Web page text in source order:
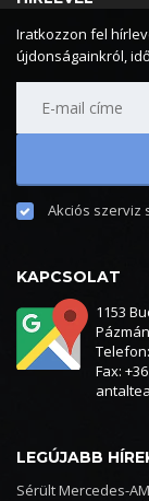
Iratkozzon fel
újdonságainkról,
Akciós szerviz
KAPCSOLAT
1153
Fax:
LEGÚJABB
Sérült Mercedes-